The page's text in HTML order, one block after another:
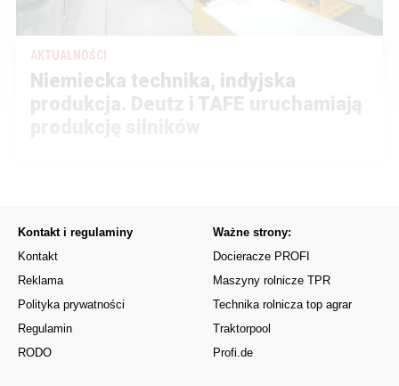
AKTUALNOŚCI
Niemiecka technika, indyjska
produkcja. Deutz i TAFE uruchamiają
Kontakt i regulaminy
Kontakt
Reklama
Polityka prywatności
Regulamin
RODO
Ważne strony:
Docieracze PROFI
Maszyny rolnicze TPR
Technika rolnicza top agrar
Traktorpool
Profi.de